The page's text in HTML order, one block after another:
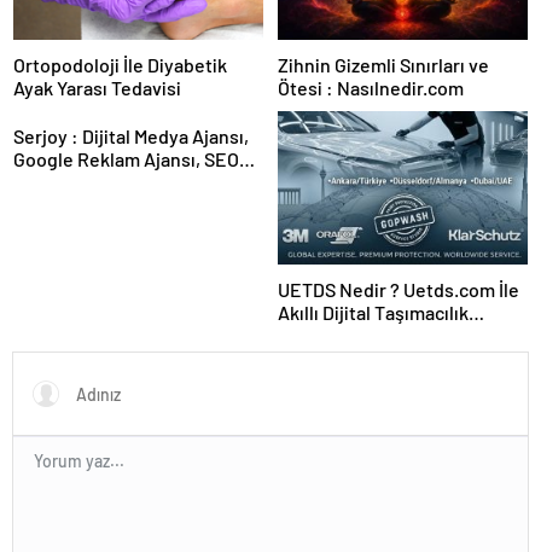
Ortopodoloji İle Diyabetik
Ayak Yarası Tedavisi
Zihnin Gizemli Sınırları ve
Ötesi : Nasılnedir.com
Serjoy : Dijital Medya Ajansı,
Google Reklam Ajansı, SEO
UETDS Nedir ? Uetds.com İle
Akıllı Dijital Taşımacılık